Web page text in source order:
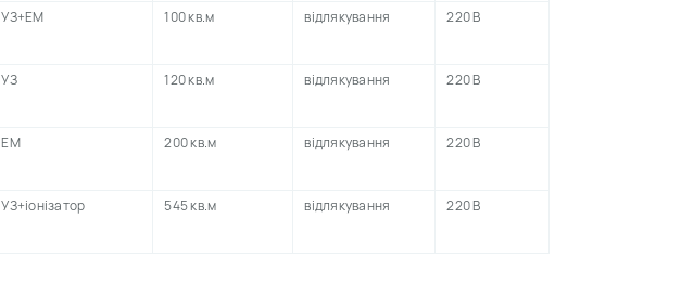
УЗ+ЕМ 100 кв.м відлякування 220 В
УЗ 120 кв.м відлякування 220 В
ЕМ 200 кв.м відлякування 220 В
УЗ+іонізатор 545 кв.м відлякування 220 В